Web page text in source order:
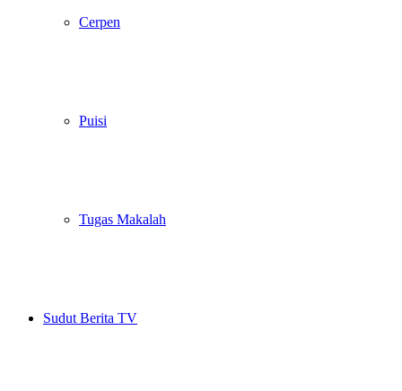
Cerpen
Puisi
Tugas Makalah
Sudut Berita TV